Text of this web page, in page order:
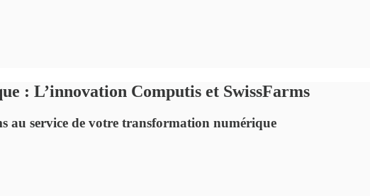
: L’innovation Computis et SwissFarms
au service de votre transformation numérique